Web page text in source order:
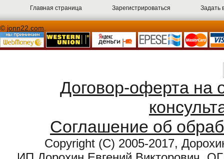
Главная страница Зарегистрироваться Задать
© jonn22.com
Договор-оферта на
Соглашение об
Copyright (С) 2005-2017,